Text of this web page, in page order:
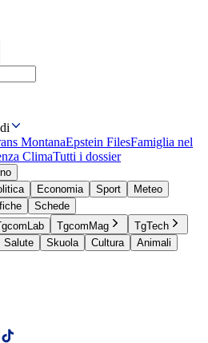
MontanaEpstein FilesFamiglia nel
ClimaTutti i dossier
Economia Sport
Meteo
Schede
TgcomMag
TgTech
Salute Skuola Cultura
Animali